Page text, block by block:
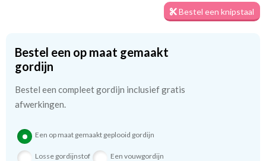
eerst een knipstaaltje.
Zo weet u precies met welke kleur en kwaliteit uw gordijnen
worden gemaakt.
Tip:Laat voor aangename verduistering en isolatie de
Bestel een knipstaal
Bestel een op maat gemaakt
gordijn
Bestel een compleet gordijn inclusief gratis
afwerkingen.
Een op maat gemaakt geplooid gordijn
Losse gordijnstof Een vouwgordijn